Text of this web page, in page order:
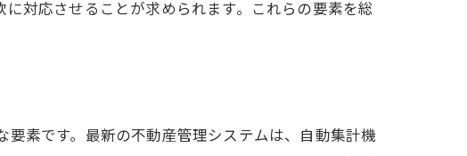
対応させることが求められます。これらの要素を総
素です。最新の不動産管理システムは、自動集計機